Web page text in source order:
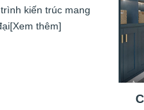
kiến trúc mang
thêm]